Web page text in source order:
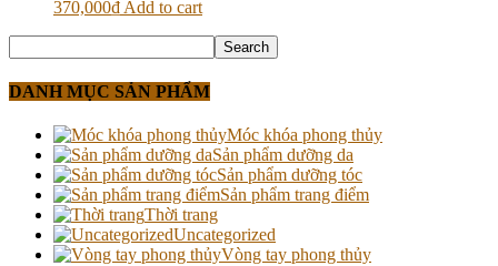
370,000₫ Add to cart
DANH MỤC SẢN PHẨM
Móc khóa phong thủy
Sản phẩm dưỡng da
Sản phẩm dưỡng tóc
Sản phẩm trang điểm
Thời trang
Uncategorized
Vòng tay phong thủy